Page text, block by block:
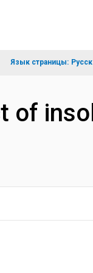
Язык страницы:
of